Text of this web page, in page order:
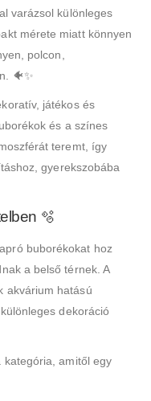
varázsol különleges
mérete miatt könnyen
polcon,
🐠✨
játékos és
és a színes
teremt, így
gyerekszobába
🫧
buborékokat hoz
a belső térnek. A
akvárium hatású
dekoráció
amitől egy